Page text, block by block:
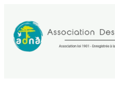
contenu